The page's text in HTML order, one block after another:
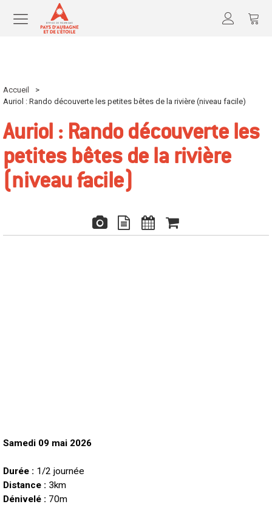
Accueil
>
Auriol : Rando découverte les petites bêtes de la rivière (niveau facile)
Auriol : Rando découverte les
petites bêtes de la rivière
(niveau facile)
Samedi 09 mai 2026
Durée : 1/2 journée
Distance : 3km
Dénivelé : 70m